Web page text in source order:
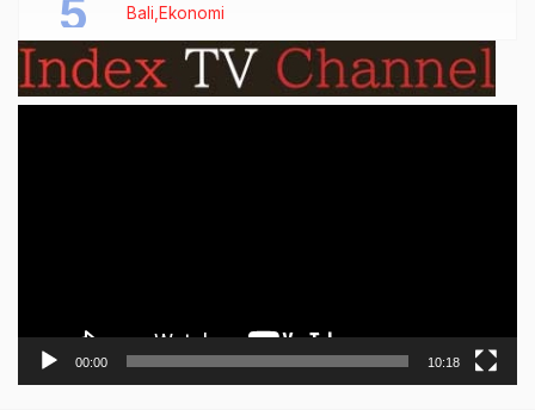
Bali Ekonomi
00:00 10:18